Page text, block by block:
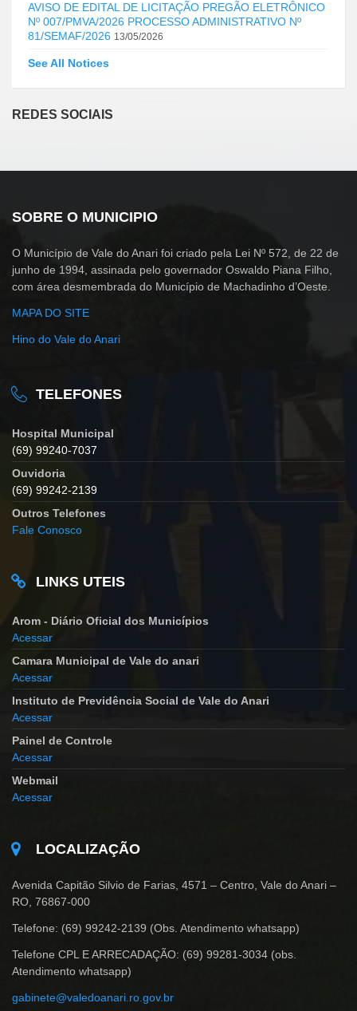
AVISO DE EDITAL DE LICITAÇÃO PREGÃO ELETRÔNICO
Nº 007/PMVA/2026 PROCESSO ADMINISTRATIVO Nº
81/SEMAF/2026 13/05/2026
See All Notices
REDES SOCIAIS
SOBRE O MUNICIPIO
O Município de Vale do Anari foi criado pela Lei Nº 572, de 22 de
junho de 1994, assinada pelo governador Oswaldo Piana Filho,
com área desmembrada do Município de Machadinho d’Oeste.
MAPA DO SITE
Hino do Vale do Anari
TELEFONES
Hospital Municipal
(69) 99240-7037
Ouvidoria
(69) 99242-2139
Outros Telefones
Fale Conosco
LINKS UTEIS
Arom - Diário Oficial dos Municípios
Acessar
Camara Municipal de Vale do anari
Acessar
Instituto de Previdência Social de Vale do Anari
Acessar
Painel de Controle
Acessar
Webmail
Acessar
LOCALIZAÇÃO
Avenida Capitão Silvio de Farias, 4571 – Centro, Vale do Anari –
RO, 76867-000
Telefone: (69) 99242-2139 (Obs. Atendimento whatsapp)
Telefone CPL E ARRECADAÇÃO: (69) 99281-3034 (obs.
Atendimento whatsapp)
gabinete@valedoanari.ro.gov.br